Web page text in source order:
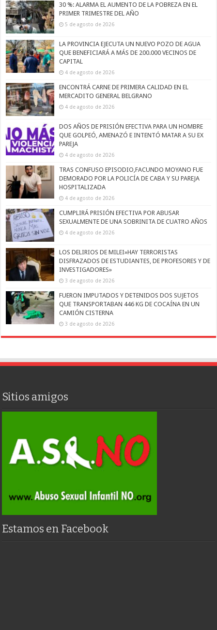
30 %: ALARMA EL AUMENTO DE LA POBREZA EN EL
PRIMER TRIMESTRE DEL AÑO
5 de agosto de 2026
LA PROVINCIA EJECUTA UN NUEVO POZO DE AGUA
QUE BENEFICIARÁ A MÁS DE 200.000 VECINOS DE
CAPITAL
4 de agosto de 2026
ENCONTRÁ CARNE DE PRIMERA CALIDAD EN EL
MERCADITO GENERAL BELGRANO
4 de agosto de 2026
DOS AÑOS DE PRISIÓN EFECTIVA PARA UN HOMBRE
QUE GOLPEÓ, AMENAZÓ E INTENTÓ MATAR A SU EX
PAREJA
4 de agosto de 2026
TRAS CONFUSO EPISODIO,FACUNDO MOYANO FUE
DEMORADO POR LA POLICÍA DE CABA Y SU PAREJA
HOSPITALIZADA
4 de agosto de 2026
CUMPLIRÁ PRISIÓN EFECTIVA POR ABUSAR
SEXUALMENTE DE UNA SOBRINITA DE CUATRO AÑOS
4 de agosto de 2026
LOS DELIRIOS DE MILEI»HAY TERRORISTAS
DISFRAZADOS DE ESTUDIANTES, DE PROFESORES Y DE
INVESTIGADORES»
3 de agosto de 2026
FUERON IMPUTADOS Y DETENIDOS DOS SUJETOS
QUE TRANSPORTABAN 446 KG DE COCAÍNA EN UN
CAMIÓN CISTERNA
3 de agosto de 2026
Sitios amigos
Estamos en Facebook